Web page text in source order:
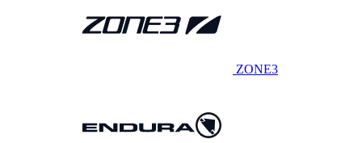
ZONE3